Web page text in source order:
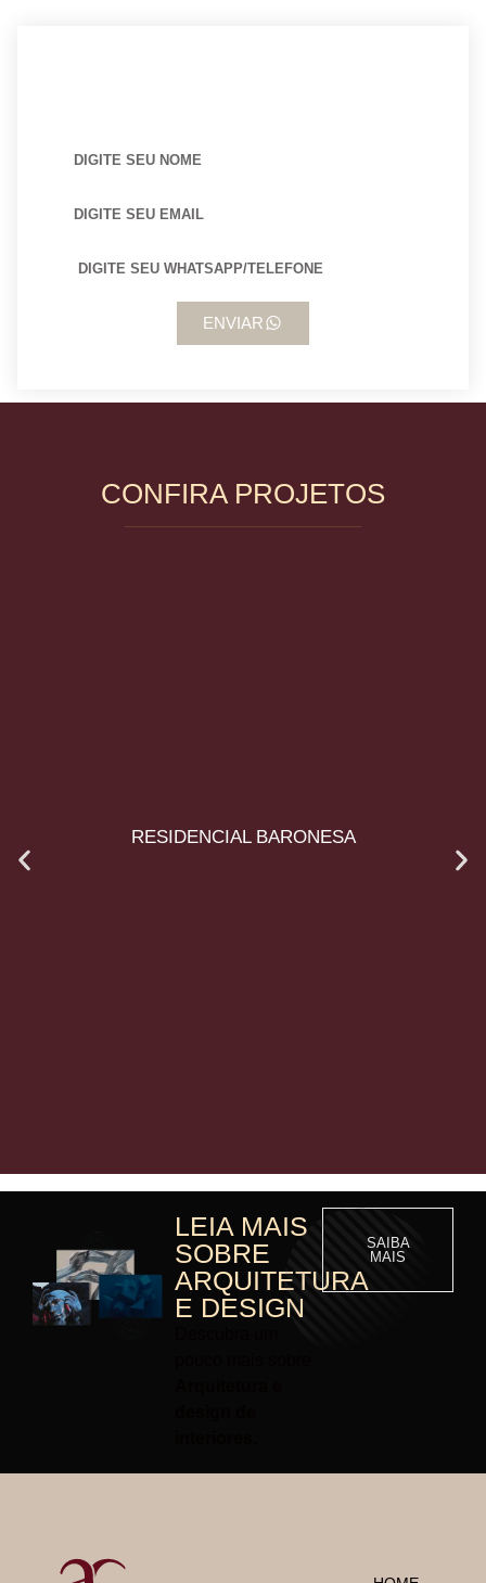
ENVIAR
CONFIRA PROJETOS
RESIDENCIAL BARONESA
LEIA MAIS
SOBRE
ARQUITETURA
E DESIGN
SAIBA
MAIS